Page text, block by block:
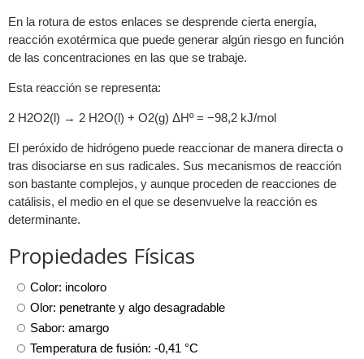
En la rotura de estos enlaces se desprende cierta energía,
reacción exotérmica que puede generar algún riesgo en función
de las concentraciones en las que se trabaje.
Esta reacción se representa:
2 H2O2(l) → 2 H2O(l) + O2(g) ΔHº = −98,2 kJ/mol
El peróxido de hidrógeno puede reaccionar de manera directa o
tras disociarse en sus radicales. Sus mecanismos de reacción
son bastante complejos, y aunque proceden de reacciones de
catálisis, el medio en el que se desenvuelve la reacción es
determinante.
Propiedades Físicas
Color: incoloro
Olor: penetrante y algo desagradable
Sabor: amargo
Temperatura de fusión: -0,41 °C